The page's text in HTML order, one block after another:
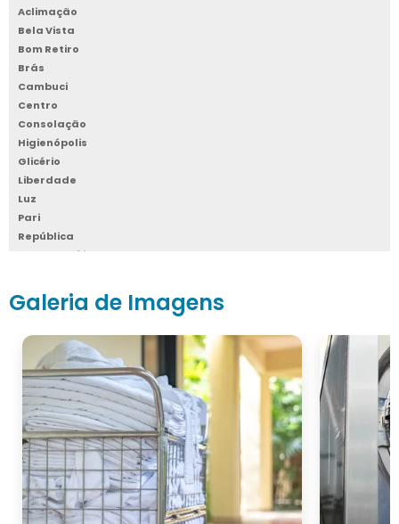
Aclimação
Bela Vista
Bom Retiro
Brás
Cambuci
Centro
Consolação
Higienópolis
Glicério
Liberdade
Luz
Pari
República
Santa Cecília
Sé
Vila Buarque
Galeria de Imagens